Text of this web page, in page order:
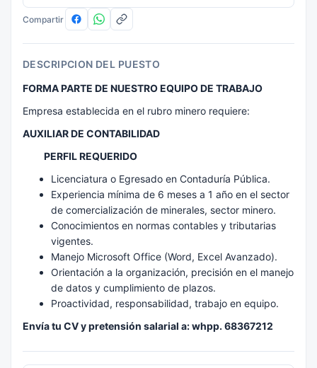
Compartir
DESCRIPCION DEL PUESTO
FORMA PARTE DE NUESTRO EQUIPO DE TRABAJO
Empresa establecida en el rubro minero requiere:
AUXILIAR DE CONTABILIDAD
PERFIL REQUERIDO
Licenciatura o Egresado en Contaduría Pública.
Experiencia mínima de 6 meses a 1 año en el sector
de comercialización de minerales, sector minero.
Conocimientos en normas contables y tributarias
vigentes.
Manejo Microsoft Office (Word, Excel Avanzado).
Orientación a la organización, precisión en el manejo
de datos y cumplimiento de plazos.
Proactividad, responsabilidad, trabajo en equipo.
Envía tu CV y pretensión salarial a: whpp. 68367212